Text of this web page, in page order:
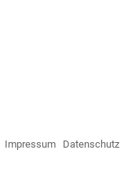
Impressum Datenschutz